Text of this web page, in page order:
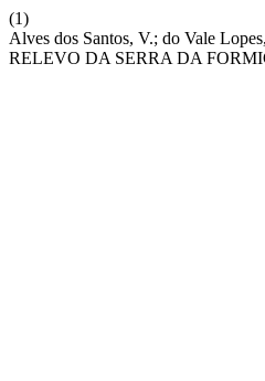
(1)
Alves dos Santos, V.; do Vale
RELEVO DA SERRA DA